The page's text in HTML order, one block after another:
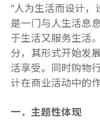
“人为生活而设计，
是一门与人生活息
于生活又服务生活
分，其形式开始发
活享受。同时购物
计在商业活动中的
一．主题性体现